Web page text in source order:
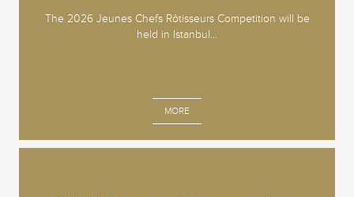
The 2026 Jeunes Chefs Rôtisseurs Competition will be
held in Istanbul...
MORE